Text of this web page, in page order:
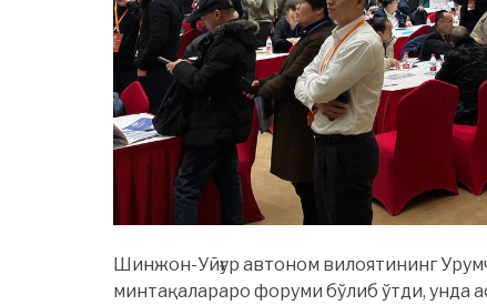
Шинжон-Уйғур автоном вилоятининг
минтақалараро форуми бўлиб ўтди, унда